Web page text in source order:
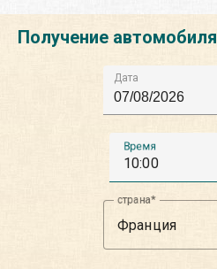
Получение автомобиля
Дата
Время
10:00
страна